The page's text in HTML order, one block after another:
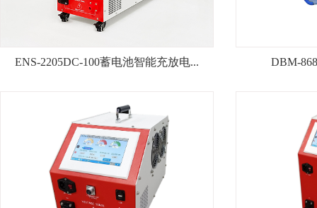

ENS-2205DC-100蓄电池智能
充放电...
ENS-2205DC-100蓄电池智能充放电...
DBM-
DBM-